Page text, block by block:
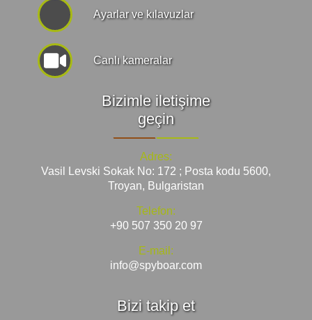
Ayarlar ve kılavuzlar
Canlı kameralar
Bizimle iletişime
geçin
Adres:
Vasil Levski Sokak No: 172 ; Posta kodu 5600,
Troyan, Bulgaristan
Telefon:
+90 507 350 20 97
E-mail:
info@spyboar.com
Bizi takip et